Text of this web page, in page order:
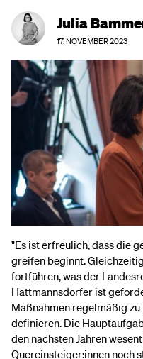
Julia
17. NOVEMBER 2023
"Es ist erfreulich, dass die
greifen beginnt.
fortführen, was der
Hattmannsdorfer ist
Maßnahmen regelmäßig
definieren. Die
den nächsten Jahren
Quereinsteiger:innen noch